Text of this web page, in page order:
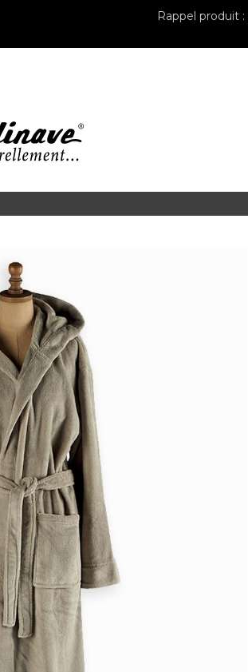
Rappel produit :